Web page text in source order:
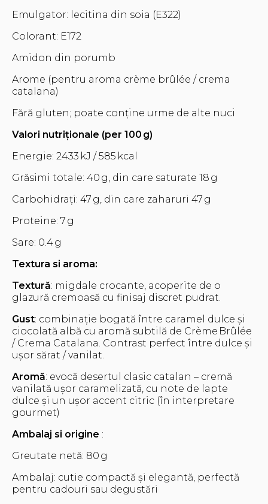
Emulgator: lecitina din soia (E322)
Colorant: E172
Amidon din porumb
Arome (pentru aroma crème brûlée / crema
catalana)
Fără gluten; poate conține urme de alte nuci
Valori nutriționale (per 100 g)
Energie: 2433 kJ / 585 kcal
Grăsimi totale: 40 g, din care saturate 18 g
Carbohidrați: 47 g, din care zaharuri 47 g
Proteine: 7 g
Sare: 0.4 g
Textura si aroma:
Textură: migdale crocante, acoperite de o
glazură cremoasă cu finisaj discret pudrat.
Gust: combinație bogată între caramel dulce și
ciocolată albă cu aromă subtilă de Crème Brûlée
/ Crema Catalana. Contrast perfect între dulce și
ușor sărat / vanilat.
Aromă: evocă desertul clasic catalan – cremă
vanilată ușor caramelizată, cu note de lapte
dulce și un ușor accent citric (în interpretare
gourmet)
Ambalaj si origine :
Greutate netă: 80 g
Ambalaj: cutie compactă și elegantă, perfectă
pentru cadouri sau degustări